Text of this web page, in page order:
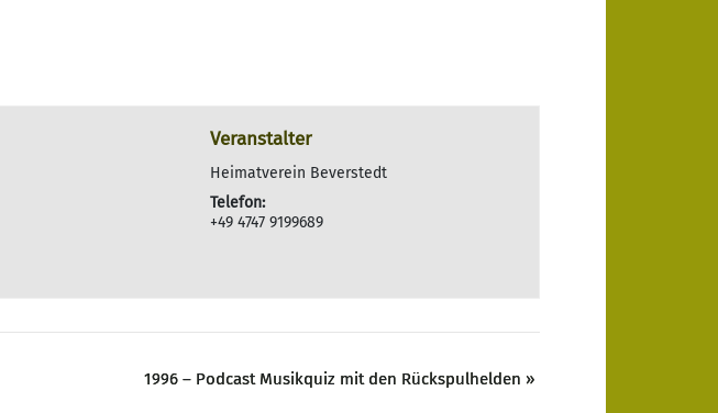
Veranstalter
Heimatverein Beverstedt
Telefon:
+49 4747 9199689
1996 – Podcast Musikquiz mit den Rückspulhelden »